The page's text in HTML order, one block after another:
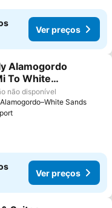
Ver preços
aos favoritos
Alamogordo
To White
não disponível
Sands
Ver preços